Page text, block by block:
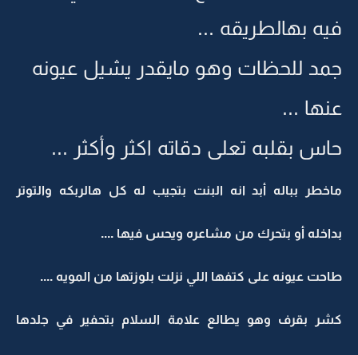
فيه بهالطريقه ...
جمد للحظات وهو مايقدر يشيل عيونه
عنها ...
حاس بقلبه تعلى دقاته اكثر وأكثر ...
ماخطر بباله أبد انه البنت بتجيب له كل هالربكه والتوتر
بداخله أو بتحرك من مشاعره ويحس فيها ....
طاحت عيونه على كتفها اللي نزلت بلوزتها من المويه ....
كشر بقرف وهو يطالع علامة السلام بتحفير في جلدها